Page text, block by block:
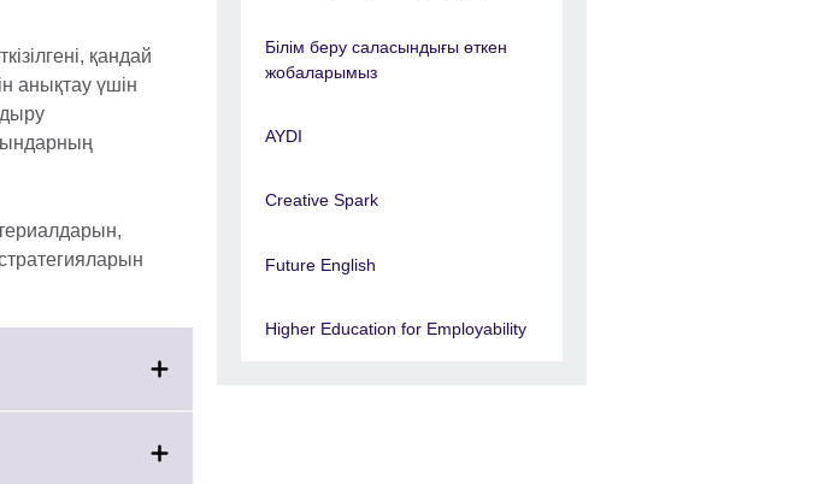
қандай
анықтау үшін
Білім беру саласындығы өткен
жобаларымыз
AYDI
Creative Spark
Future English
Higher Education for Employability